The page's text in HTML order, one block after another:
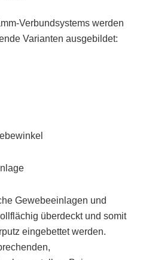
Verbundsystems werden
Varianten ausgebildet:
Gewebeeinlagen und
überdeckt und somit
eingebettet werden.